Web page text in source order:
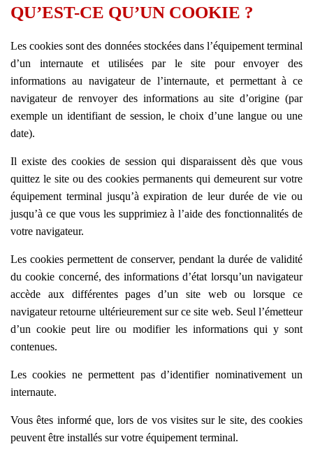
QU’EST-CE QU’UN COOKIE ?
Les cookies sont des données stockées dans l’équipement terminal
d’un internaute et utilisées par le site pour envoyer des
informations au navigateur de l’internaute, et permettant à ce
navigateur de renvoyer des informations au site d’origine (par
exemple un identifiant de session, le choix d’une langue ou une
date).
Il existe des cookies de session qui disparaissent dès que vous
quittez le site ou des cookies permanents qui demeurent sur votre
équipement terminal jusqu’à expiration de leur durée de vie ou
jusqu’à ce que vous les supprimiez à l’aide des fonctionnalités de
votre navigateur.
Les cookies permettent de conserver, pendant la durée de validité
du cookie concerné, des informations d’état lorsqu’un navigateur
accède aux différentes pages d’un site web ou lorsque ce
navigateur retourne ultérieurement sur ce site web. Seul l’émetteur
d’un cookie peut lire ou modifier les informations qui y sont
contenues.
Les cookies ne permettent pas d’identifier nominativement un
internaute.
Vous êtes informé que, lors de vos visites sur le site, des cookies
peuvent être installés sur votre équipement terminal.